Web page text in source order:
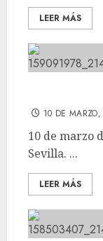
LEER MÁS
Ya nos
10 DE
10 de marzo
Sevilla. ...
LEER MÁS